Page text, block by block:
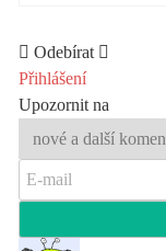
Odebírat
Přihlášení
Upozornit na